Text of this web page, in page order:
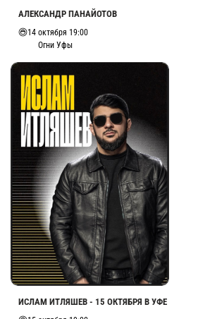
АЛЕКСАНДР ПАНАЙОТОВ
14 октября 19:00
Огни Уфы
ИСЛАМ ИТЛЯШЕВ - 15 ОКТЯБРЯ В УФЕ